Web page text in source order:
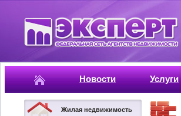
Новости Услуги
Жилая недвижимость